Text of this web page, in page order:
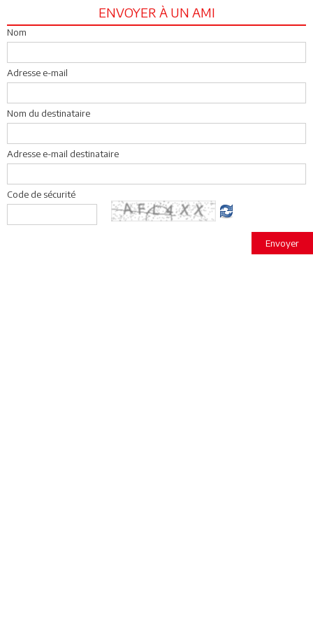
ENVOYER À UN AMI
Nom
Adresse e-mail
Nom du destinataire
Adresse e-mail destinataire
Code de sécurité
Envoyer